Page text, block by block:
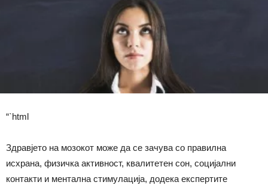
“`html
Здравјето на мозокот може да се зачува со правилна
исхрана, физичка активност, квалитетен сон, социјални
контакти и ментална стимулација, додека експертите